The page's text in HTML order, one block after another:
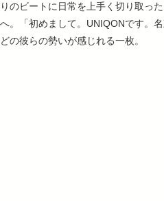
のビートに日常を上手く切り取っ
。「初めまして。UNIQONです。
の彼らの勢いが感じれる一枚。